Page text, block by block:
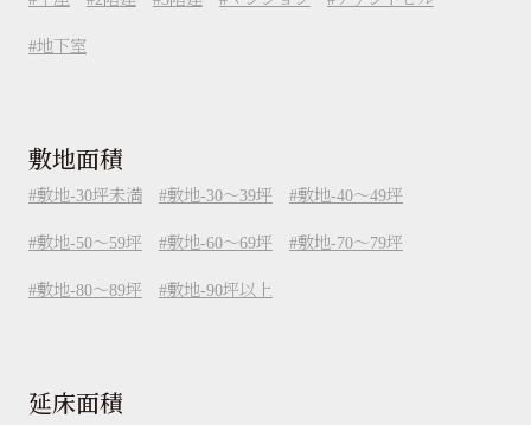
地下室
敷地面積
敷地-30坪未満 敷地-30～39坪 敷地-40～49坪
敷地-50～59坪 敷地-60～69坪 敷地-70～79坪
敷地-80～89坪 敷地-90坪以上
延床面積